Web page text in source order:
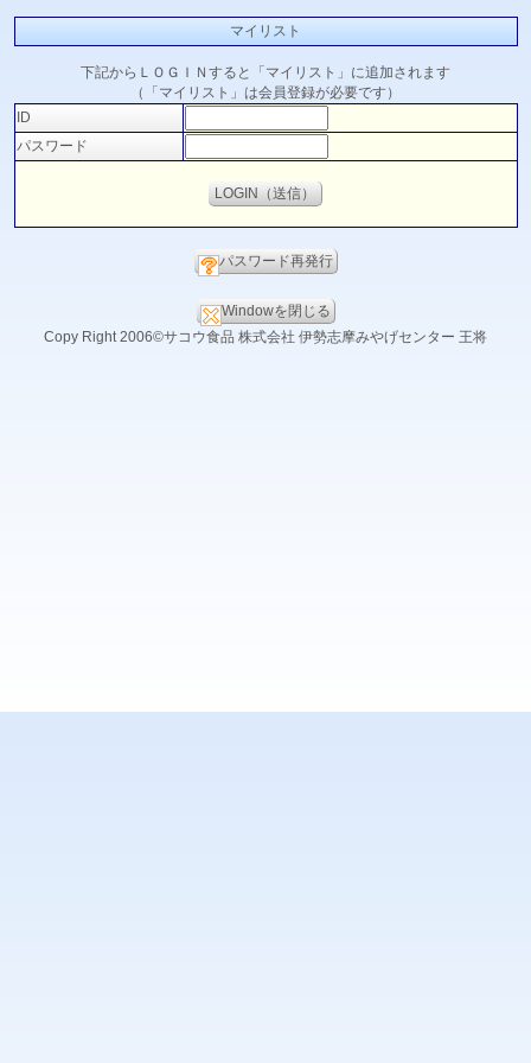
マイリスト
下記からＬＯＧＩＮすると「マイリスト」に追加されます
（「マイリスト」は会員登録が必要です）
ID
パスワード
パスワード再発行
Windowを閉じる
Copy Right 2006©サコウ食品 株式会社 伊勢志摩みやげセンター 王将